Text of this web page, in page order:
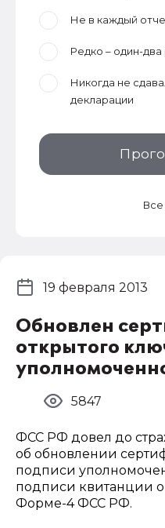
Обновлен
открытого
19 февраля 2013
5847
ФСС РФ довел до
об обновлении
подписи
подписи квитанции
Форме-4 ФСС РФ.
Не в каждый
Редко – один-два
Никогда не
декларации